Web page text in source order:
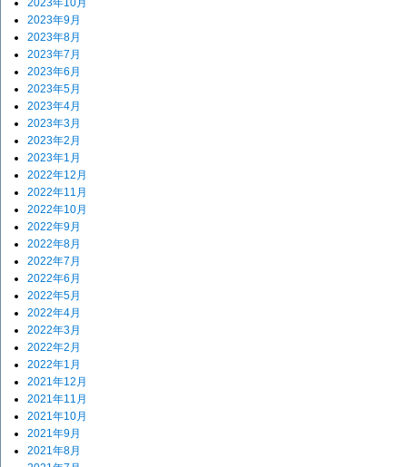
2023年10月
2023年9月
2023年8月
2023年7月
2023年6月
2023年5月
2023年4月
2023年3月
2023年2月
2023年1月
2022年12月
2022年11月
2022年10月
2022年9月
2022年8月
2022年7月
2022年6月
2022年5月
2022年4月
2022年3月
2022年2月
2022年1月
2021年12月
2021年11月
2021年10月
2021年9月
2021年8月